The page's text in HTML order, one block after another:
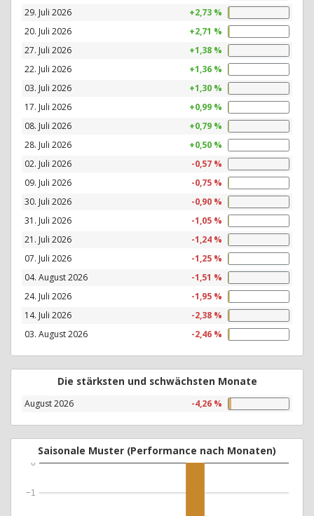
29. Juli 2026
+2,73 %
20. Juli 2026
+2,71 %
27. Juli 2026
+1,38 %
22. Juli 2026
+1,36 %
03. Juli 2026
+1,30 %
17. Juli 2026
+0,99 %
08. Juli 2026
+0,79 %
28. Juli 2026
+0,50 %
02. Juli 2026
-0,57 %
09. Juli 2026
-0,75 %
30. Juli 2026
-0,90 %
31. Juli 2026
-1,05 %
21. Juli 2026
-1,24 %
07. Juli 2026
-1,25 %
04. August 2026
-1,51 %
24. Juli 2026
-1,95 %
14. Juli 2026
-2,38 %
03. August 2026
-2,46 %
Die stärksten und schwächsten Monate
August 2026 -4,26 %
Saisonale Muster (Performance nach Monaten)
−1
0